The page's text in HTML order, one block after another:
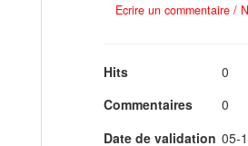
Ecrire un commentaire /
Hits
0
Commentaires
0
Date de validation 05-